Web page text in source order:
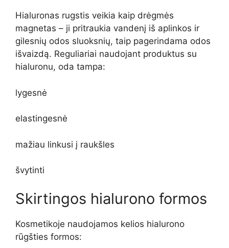
Hialuronas rugstis veikia kaip drėgmės
magnetas – ji pritraukia vandenį iš aplinkos ir
gilesnių odos sluoksnių, taip pagerindama odos
išvaizdą. Reguliariai naudojant produktus su
hialuronu, oda tampa:
lygesnė
elastingesnė
mažiau linkusi į raukšles
švytinti
Skirtingos hialurono formos
Kosmetikoje naudojamos kelios hialurono
rūgšties formos: